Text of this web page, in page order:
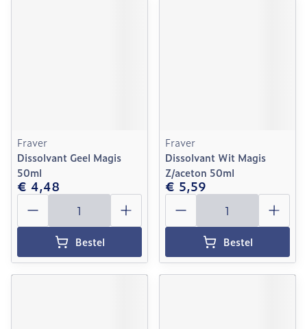
Fraver
Dissolvant Geel Magis
50ml
€ 4,48
Aantal
Bestel
Fraver
Dissolvant Wit Magis
Z/aceton 50ml
€ 5,59
Aantal
Bestel